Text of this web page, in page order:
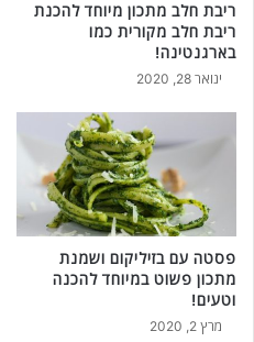
ריבת חלב מתכון מיוחד להכנת
ריבת חלב מקורית כמו
בארגנטינה!
ינואר 28, 2020
פסטה עם בזיליקום ושמנת
מתכון פשוט במיוחד להכנה
וטעים!
מרץ 2, 2020